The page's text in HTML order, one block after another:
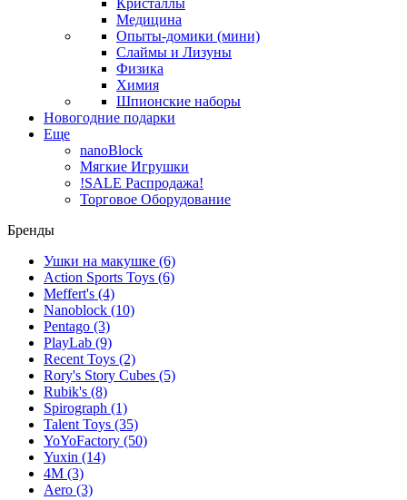
Кристаллы
Медицина
Опыты-домики (мини)
Слаймы и Лизуны
Физика
Химия
Шпионские наборы
Новогодние подарки
Еще
nanoBlock
Мягкие Игрушки
!SALE Распродажа!
Торговое Оборудование
Бренды
Ушки на макушке (6)
Action Sports Toys (6)
Meffert's (4)
Nanoblock (10)
Pentago (3)
PlayLab (9)
Recent Toys (2)
Rory's Story Cubes (5)
Rubik's (8)
Spirograph (1)
Talent Toys (35)
YoYoFactory (50)
Yuxin (14)
4M (3)
Aero (3)